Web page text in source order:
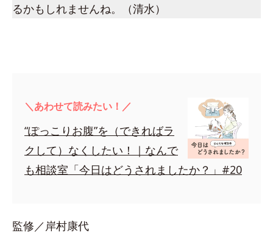
るかもしれませんね。（清水）
＼あわせて読みたい！／
“ぽっこりお腹”を（できればラ
クして）なくしたい！｜なんで
も相談室「今日はどうされましたか？」#20
監修／岸村康代